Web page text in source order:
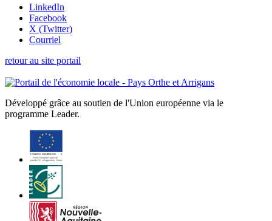
LinkedIn
Facebook
X (Twitter)
Courriel
retour au site portail
Développé grâce au soutien de l'Union européenne via le
programme Leader.